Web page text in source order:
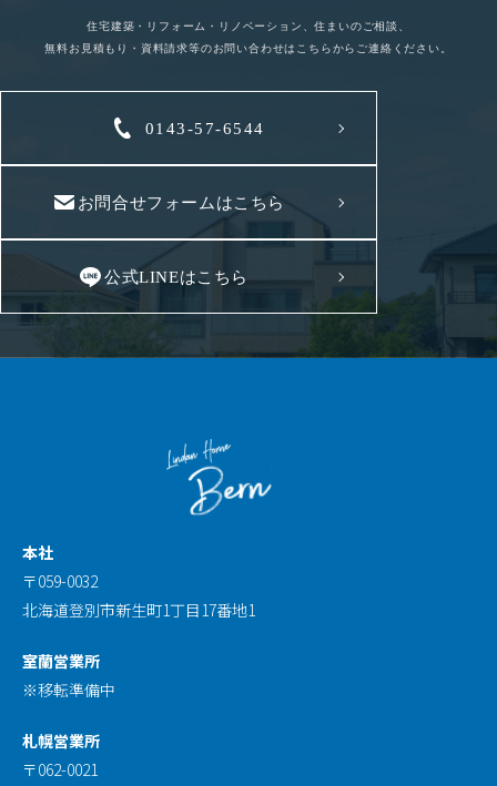
住宅建築・リフォーム・リノベーション、住まいのご相談、
無料お見積もり・資料請求等のお問い合わせはこちらからご連絡ください。
0143-57-6544
お問合せフォームはこちら
公式LINEはこちら
本社
〒059-0032
北海道登別市新生町1丁目17番地1
室蘭営業所
※移転準備中
札幌営業所
〒062-0021